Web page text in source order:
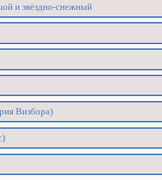
и звёздно-снежный
Визбора)